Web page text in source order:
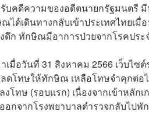
บคดีความของอดีตนายกรัฐมนตรี
ได้เดินทางกลับเข้าประเทศไทยเมื่
ดึก ทักษิณมีอาการป่วยจากโรคประ
เมื่อวันที่ 31 สิงหาคม 2566 เว็บไซ
ดโทษให้ทักษิณ เหลือโทษจำคุกต่อ
งโทษ (รอบแรก) เนื่องจากเข้าหลั
อกจากโรงพยาบาลตำรวจกลับไป